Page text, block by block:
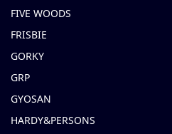
FIVE WOODS
FRISBIE
GORKY
GRP
GYOSAN
HARDY&PERSONS